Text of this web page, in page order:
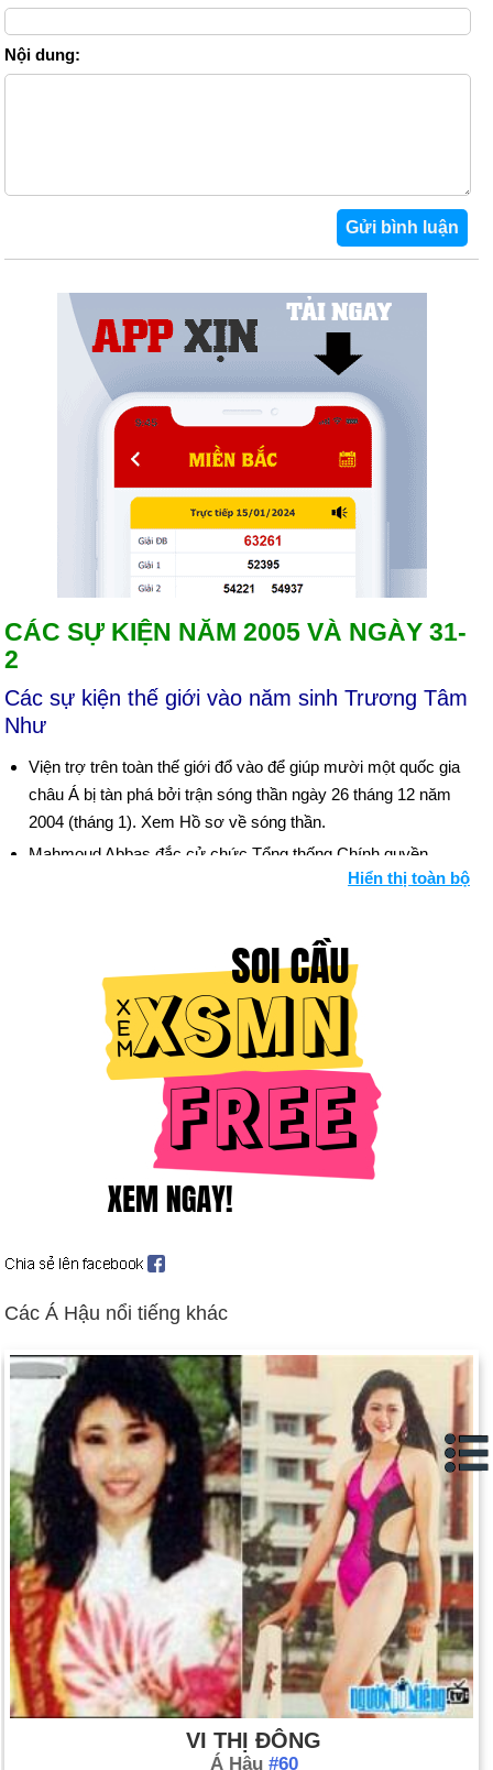
Nội dung:
CÁC SỰ KIỆN NĂM 2005 VÀ NGÀY 31-
2
Các sự kiện thế giới vào năm sinh Trương Tâm
Như
Viện trợ trên toàn thế giới đổ vào để giúp mười một quốc gia
châu Á bị tàn phá bởi trận sóng thần ngày 26 tháng 12 năm
2004 (tháng 1). Xem Hồ sơ về sóng thần.
Mahmoud Abbas đắc cử chức Tổng thống Chính quyền
Palestine trong một vụ nổ vang trời. Đây là cuộc bầu cử tổng
Chính phủ Sudan và quân nổi dậy miền Nam ký một thỏa
thuận hòa bình nhằm chấm dứt cuộc nội chiến kéo dài 20 năm
đã cướp đi sinh mạng của hai triệu người (ngày 9 tháng 1).
Cuộc bầu cử ở Iraq để chọn Quốc hội gồm 275 ghế diễn ra bất
chấp các mối đe dọa bạo lực (ngày 30 tháng 1). Xem thêm
Iraq; Dòng thời gian Iraq.
Cựu thủ tướng Lebanon Rafik Hariri — một người theo chủ
nghĩa dân tộc, người đã kêu gọi Syria rút khỏi Lebanon — bị
ám sát (ngày 14 tháng 2). Nhiều tuần biểu tình diễn ra sau đó.
Kygyzstan (ngày 13 tháng 3), điều mà các nhà giám sát quốc
trốn khỏi đất nước và sau đó từ chức (ngày 4 tháng 4).
XVI trở thành giáo hoàng tiếp theo (ngày 24 tháng 4).
Quân đội Syria, đóng quân ở Lebanon trong 29 năm, rút ​​lui
(ngày 26 tháng 4).
Tony Blair trở thành thủ tướng Đảng Lao động đầu tiên giành
chiến thắng ba nhiệm kỳ liên tiếp, nhưng đảng của ông mất
một số lượng lớn ghế trong cuộc bầu cử (ngày 5 tháng 5).
Liên minh châu Âu từ bỏ kế hoạch phê chuẩn hiến pháp châu
Âu được đề xuất vào năm 2006 sau khi cả Pháp và Hà Lan bỏ
phiếu phản đối (ngày 16 tháng 6).
Cựu thị trưởng Teheran, Mahmoud Ahmadinejad, một người
theo đường lối bảo thủ cứng rắn, giành chiến thắng trong cuộc
bầu cử tổng thống Iran với 62% số phiếu bầu. Ông ấy kiên
quyết theo đuổi tham vọng hạt nhân của Iran trong năm đầu
tiên nắm quyền (ngày 24 tháng 6).
Hiển thị toàn bộ
Các Á Hậu nổi tiếng khác
VI THỊ ĐÔNG
Á Hậu #60